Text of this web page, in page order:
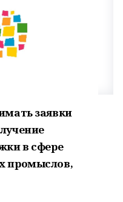
заявки
в сфере
промыслов,